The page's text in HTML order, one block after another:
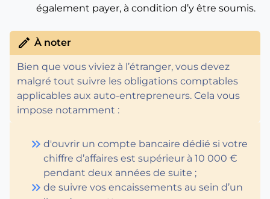
également payer, à condition d’y être soumis.
edit À noter
Bien que vous viviez à l’étranger, vous devez
malgré tout suivre les obligations comptables
applicables aux auto-entrepreneurs. Cela vous
impose notamment :
keyboard_double_arrow_right d'ouvrir un compte bancaire dédié si votre
chiffre d’affaires est supérieur à 10 000 €
pendant deux années de suite ;
keyboard_double_arrow_right de suivre vos encaissements au sein d’un